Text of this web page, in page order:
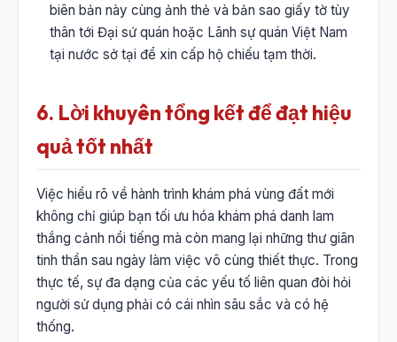
biên bản này cùng ảnh thẻ và bản sao giấy tờ tùy
thân tới Đại sứ quán hoặc Lãnh sự quán Việt Nam
tại nước sở tại để xin cấp hộ chiếu tạm thời.
6. Lời khuyên tổng kết để đạt hiệu
quả tốt nhất
Việc hiểu rõ về hành trình khám phá vùng đất mới
không chỉ giúp bạn tối ưu hóa khám phá danh lam
thắng cảnh nổi tiếng mà còn mang lại những thư giãn
tinh thần sau ngày làm việc vô cùng thiết thực. Trong
thực tế, sự đa dạng của các yếu tố liên quan đòi hỏi
người sử dụng phải có cái nhìn sâu sắc và có hệ
thống.